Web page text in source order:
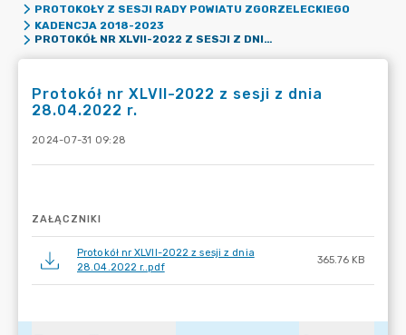
PROTOKOŁY Z SESJI RADY POWIATU ZGORZELECKIEGO
KADENCJA 2018-2023
PROTOKÓŁ NR XLVII-2022 Z SESJI Z DNIA 28.04.2022 R.
Protokół nr XLVII-2022 z sesji z dnia
28.04.2022 r.
2024-07-31 09:28
ZAŁĄCZNIKI
Protokół nr XLVII-2022 z sesji z dnia
28.04.2022 r..pdf
365.76 KB